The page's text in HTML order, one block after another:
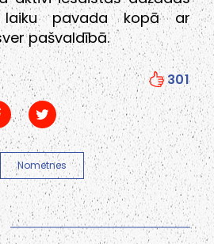
pavada kopā ar
pašvaldībā.
301
Nometnes